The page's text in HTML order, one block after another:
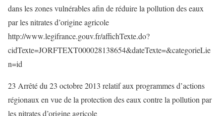
dans les zones vulnérables afin de réduire la pollution des eaux
par les nitrates d’origine agricole
http://www.legifrance.gouv.fr/affichTexte.do?
cidTexte=JORFTEXT000028138654&dateTexte=&categorieLie
n=id
23 Arrêté du 23 octobre 2013 relatif aux programmes d’actions
régionaux en vue de la protection des eaux contre la pollution par
les nitrates d’origine agricole